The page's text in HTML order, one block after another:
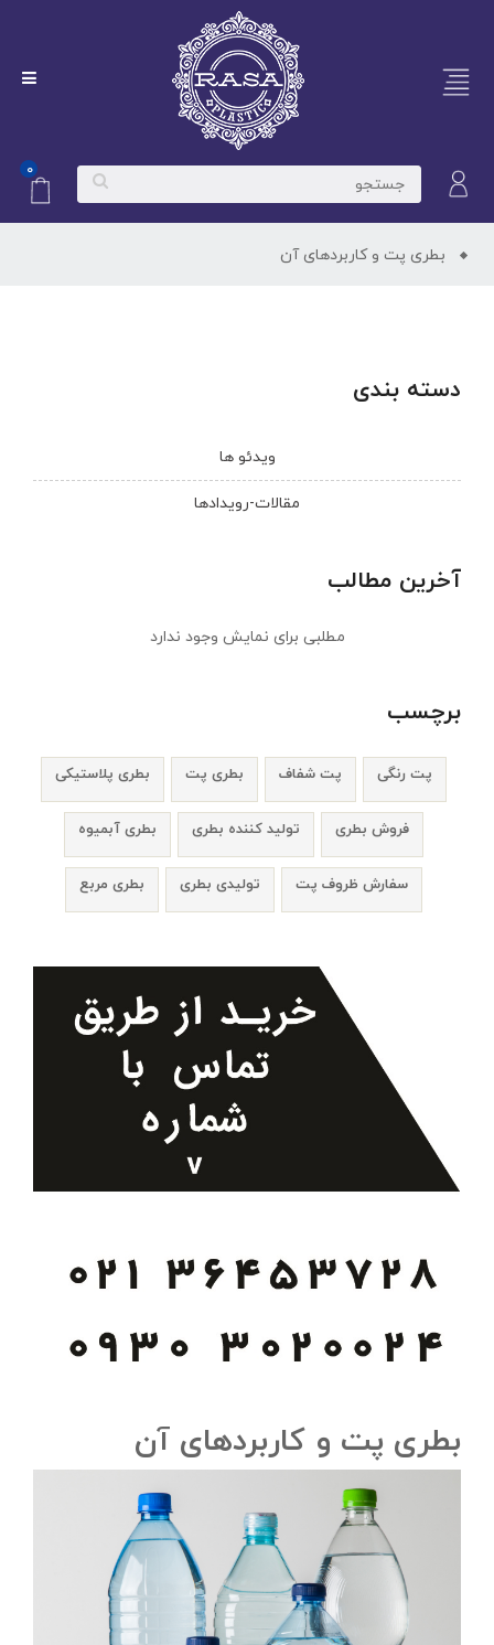
۰
بطری پت و کاربردهای آن
دسته بندی
ویدئو ها
مقالات-رویدادها
آخرین مطالب
مطلبی برای نمایش وجود ندارد
برچسب
بطری پلاستیکی بطری پت پت شفاف پت رنگی
بطری آبمیوه تولید کننده بطری فروش بطری
بطری مربع تولیدی بطری سفارش ظروف پت
بطری پت و کاربردهای آن